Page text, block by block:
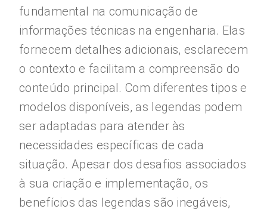
fundamental na comunicação de
informações técnicas na engenharia. Elas
fornecem detalhes adicionais, esclarecem
o contexto e facilitam a compreensão do
conteúdo principal. Com diferentes tipos e
modelos disponíveis, as legendas podem
ser adaptadas para atender às
necessidades específicas de cada
situação. Apesar dos desafios associados
à sua criação e implementação, os
benefícios das legendas são inegáveis,